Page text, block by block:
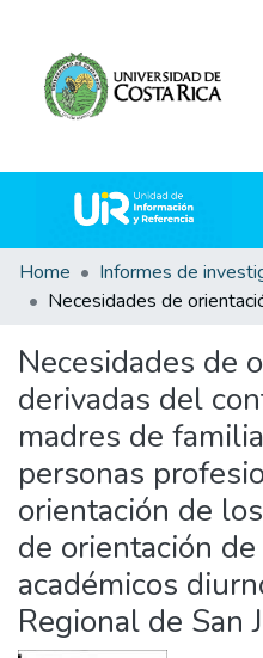
Communities & Collections
All of DSpace
Statistics
Home Informes de
Necesidades de
derivadas del
madres de
personas
orientación de
de orientación
académicos
Regional de San